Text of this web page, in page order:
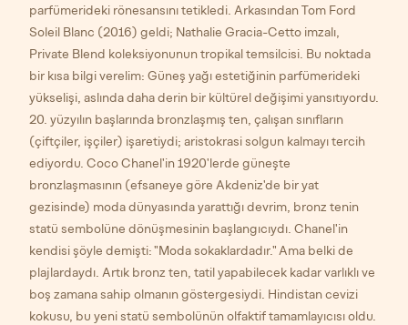
parfümerideki rönesansını tetikledi. Arkasından Tom Ford
Soleil Blanc (2016) geldi; Nathalie Gracia-Cetto imzalı,
Private Blend koleksiyonunun tropikal temsilcisi. Bu noktada
bir kısa bilgi verelim: Güneş yağı estetiğinin parfümerideki
yükselişi, aslında daha derin bir kültürel değişimi yansıtıyordu.
20. yüzyılın başlarında bronzlaşmış ten, çalışan sınıfların
(çiftçiler, işçiler) işaretiydi; aristokrasi solgun kalmayı tercih
ediyordu. Coco Chanel'in 1920'lerde güneşte
bronzlaşmasının (efsaneye göre Akdeniz'de bir yat
gezisinde) moda dünyasında yarattığı devrim, bronz tenin
statü sembolüne dönüşmesinin başlangıcıydı. Chanel'in
kendisi şöyle demişti: "Moda sokaklardadır." Ama belki de
plajlardaydı. Artık bronz ten, tatil yapabilecek kadar varlıklı ve
boş zamana sahip olmanın göstergesiydi. Hindistan cevizi
kokusu, bu yeni statü sembolünün olfaktif tamamlayıcısı oldu.